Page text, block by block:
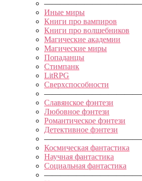
Иные миры
Книги про вампиров
Книги про волшебников
Магические академии
Магические миры
Попаданцы
Стимпанк
LitRPG
Сверхспособности
Славянское фэнтези
Любовное фэнтези
Романтическое фэнтези
Детективное фэнтези
Космическая фантастика
Научная фантастика
Социальная фантастика